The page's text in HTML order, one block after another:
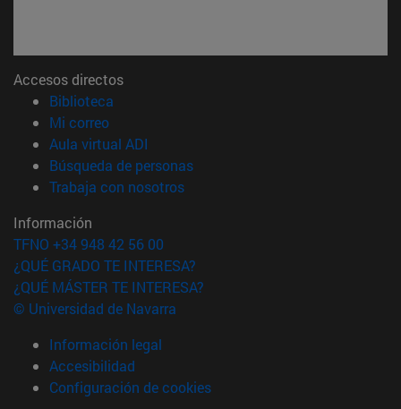
Accesos directos
Biblioteca
Mi correo(abre en nueva ventana)
Aula virtual ADI
Búsqueda de personas(abre en nueva ventana)
Trabaja con nosotros(abre en nueva ventana)
Información
TFNO +34 948 42 56 00
¿QUÉ GRADO TE INTERESA?
¿QUÉ MÁSTER TE INTERESA?
© Universidad de Navarra
Información legal
Accesibilidad
Configuración de cookies